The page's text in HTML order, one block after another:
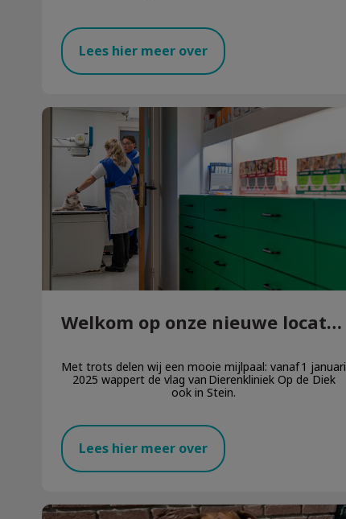
Lees hier meer over
Welkom op onze nieuwe locatie in Stein!
Welkom op onze nieuwe locatie in Stein!
Met trots delen wij een mooie mijlpaal: vanaf 1 januari
2025 wappert de vlag van Dierenkliniek Op de Diek
ook in Stein.
Lees hier meer over
Kennen jullie Pleun nog?